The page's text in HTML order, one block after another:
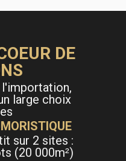
DE
large choix
sur 2 sites :
(20 000m²)